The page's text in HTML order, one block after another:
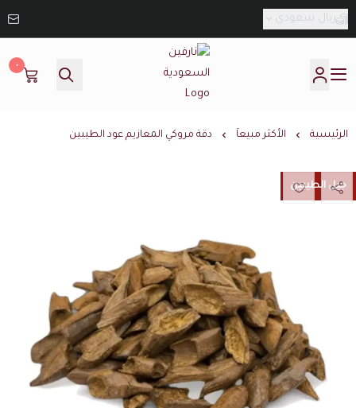
ريال سعودي
نارفين السعودية
٠
الرئيسية الأكثر مبيعاَ دقة مروكي المعازيم عود الطيبين
جيل الطيبين